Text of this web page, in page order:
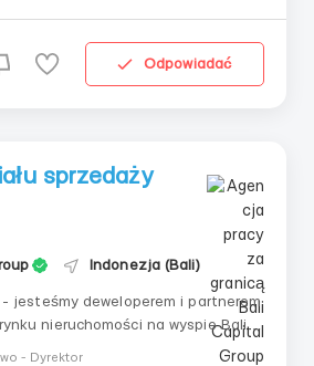
Odpowiadać
sprzedaży
Indonezja (Bali)
jesteśmy deweloperem i partnerem
nieruchomości na wyspie Bali
- tworzenie z metrów
- Dyrektor